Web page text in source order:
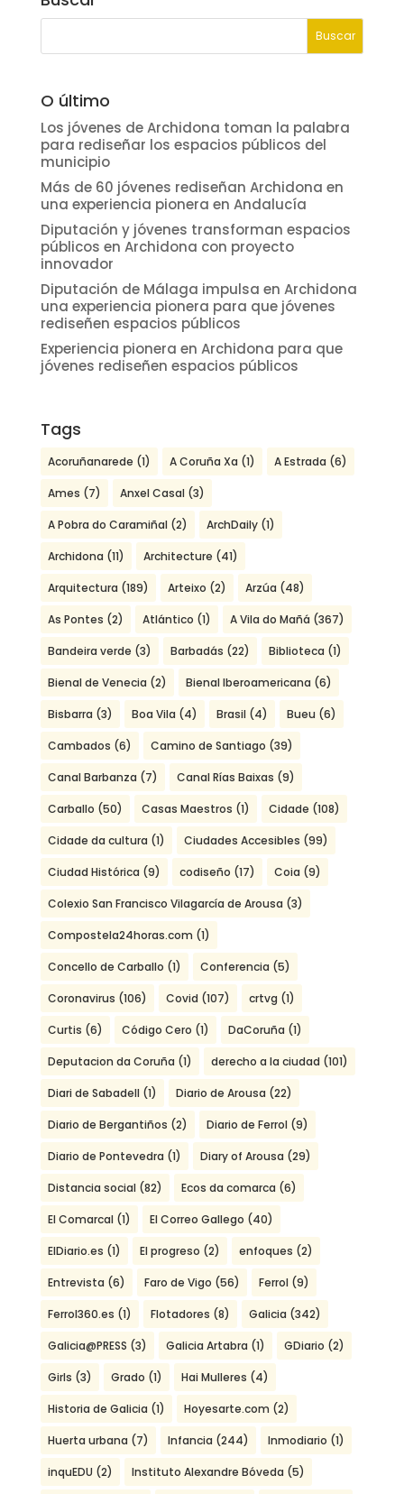
O último
Los jóvenes de Archidona toman la palabra
para rediseñar los espacios públicos del
municipio
Más de 60 jóvenes rediseñan Archidona en
una experiencia pionera en Andalucía
Diputación y jóvenes transforman espacios
públicos en Archidona con proyecto
innovador
Diputación de Málaga impulsa en Archidona
una experiencia pionera para que jóvenes
rediseñen espacios públicos
Experiencia pionera en Archidona para que
jóvenes rediseñen espacios públicos
Tags
Acoruñanarede (1) A Coruña Xa (1) A Estrada (6)
Ames (7) Anxel Casal (3)
A Pobra do Caramiñal (2) ArchDaily(1)
Archidona (11) Architecture (41)
Arquitectura (189) Arteixo (2) Arzúa (48)
As Pontes (2) Atlántico (1) A Vila do Mañá (367)
Bandeira verde (3) Barbadás (22) Biblioteca (1)
Bienal de Venecia (2) Bienal Iberoamericana (6)
Bisbarra (3) Boa Vila (4) Brasil (4) Bueu (6)
Cambados (6) Camino de Santiago (39)
Canal Barbanza (7) Canal Rías Baixas (9)
Carballo (50) Casas Maestros (1) Cidade (108)
Cidade da cultura (1) Ciudades Accesibles (99)
Ciudad Histórica (9) codiseño (17) Coia (9)
Colexio San Francisco Vilagarcía de Arousa (3)
Compostela24horas.com (1)
Concello de Carballo (1) Conferencia (5)
Coronavirus (106) Covid (107) crtvg (1)
Curtis (6) Código Cero (1) DaCoruña (1)
Deputacion da Coruña (1) derecho a la ciudad (101)
Diari de Sabadell (1) Diario de Arousa (22)
Diario de Bergantiños (2) Diario de Ferrol (9)
Diario de Pontevedra (1) Diary of Arousa (29)
Distancia social (82) Ecos da comarca (6)
El Comarcal (1) El Correo Gallego (40)
ElDiario.es (1) El progreso (2) enfoques (2)
Entrevista (6) Faro de Vigo (56) Ferrol (9)
Ferrol360.es (1) Flotadores (8) Galicia (342)
Galicia@PRESS (3) Galicia Artabra (1) GDiario (2)
Girls (3) Grado (1) Hai Mulleres (4)
Historia de Galicia (1) Hoyesarte.com (2)
Huerta urbana (7) Infancia (244) Inmodiario (1)
inquEDU (2) Instituto Alexandre Bóveda (5)